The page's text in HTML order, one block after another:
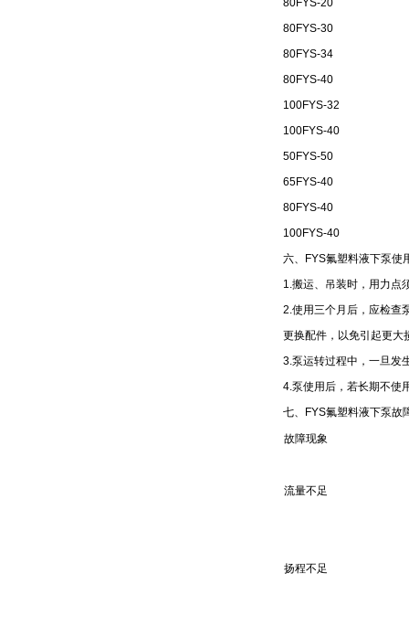
80FYS-20
80FYS-30
80FYS-34
80FYS-40
100FYS-32
100FYS-40
50FYS-50
65FYS-40
80FYS-40
100FYS-40
六、FYS氟塑料液下泵使
1.搬运、吊装时，用力点
2.使用三个月后，应检查
更换配件，以免引起更大
3.泵运转过程中，一旦发
4.泵使用后，若长期不使
七、FYS氟塑料液下泵故
故障现象
流量不足
扬程不足